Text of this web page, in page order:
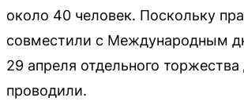
около 40 человек. Поскольку
совместили с Международным
29 апреля отдельного
проводили.